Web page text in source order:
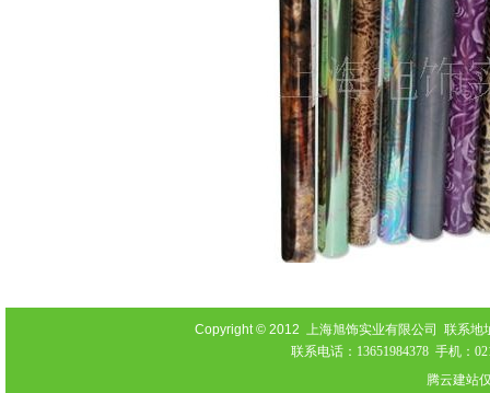
Copyright © 2012 上海旭饰实业有限公司 联系地
联系电话：13651984378 手机：
腾云建站